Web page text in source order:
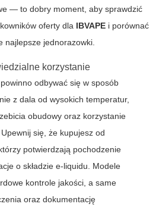
— to dobry moment, aby sprawdzić
oferty dla IBVAPE i porównać
najlepsze jednorazowki.
korzystanie
odbywać się w sposób
z dala od wysokich temperatur,
obudowy oraz korzystanie
się, że kupujesz od
potwierdzają pochodzenie
o składzie e-liquidu. Modele
kontrole jakości, a same
oraz dokumentację